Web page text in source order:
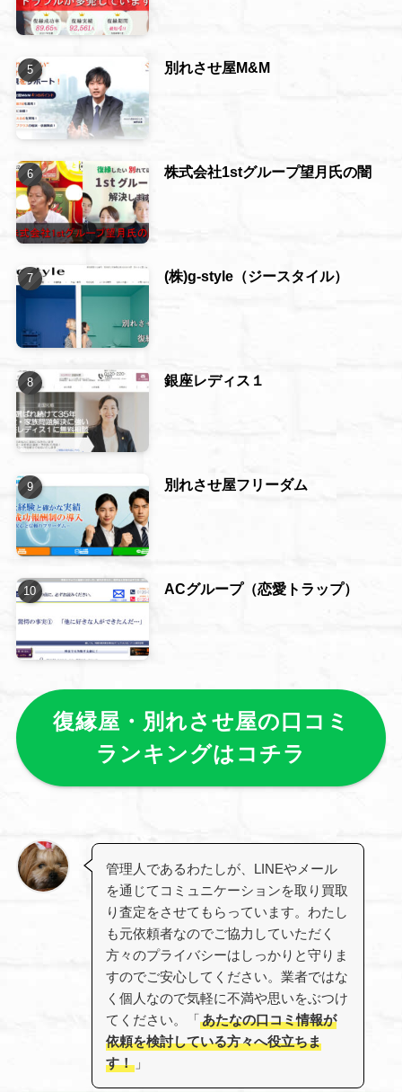
別れさせ屋M&M
株式会社1stグループ望月氏の闇
(株)g-style（ジースタイル）
銀座レディス１
別れさせ屋フリーダム
ACグループ（恋愛トラップ）
復縁屋・別れさせ屋の口コミ
ランキングはコチラ
管理人であるわたしが、LINEやメール
を通じてコミュニケーションを取り買取
り査定をさせてもらっています。わたし
も元依頼者なのでご協力していただく
方々のプライバシーはしっかりと守りま
すのでご安心してください。業者ではな
く個人なので気軽に不満や思いをぶつけ
てください。「あたなの口コミ情報が
依頼を検討している方々へ役立ちま
す！ 」